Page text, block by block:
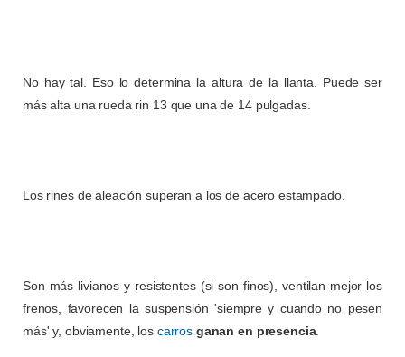
No hay tal. Eso lo determina la altura de la llanta. Puede ser
más alta una rueda rin 13 que una de 14 pulgadas.
Los rines de aleación superan a los de acero estampado.
Son más livianos y resistentes (si son finos), ventilan mejor los
frenos, favorecen la suspensión 'siempre y cuando no pesen
más' y, obviamente, los carros ganan en presencia.